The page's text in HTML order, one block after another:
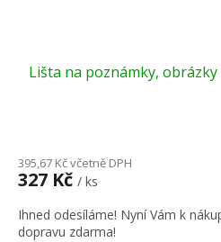
Lišta na poznámky, obrázky
395,67 Kč včetně DPH
327 Kč / ks
Ihned odesíláme! Nyní Vám k
dopravu zdarma!